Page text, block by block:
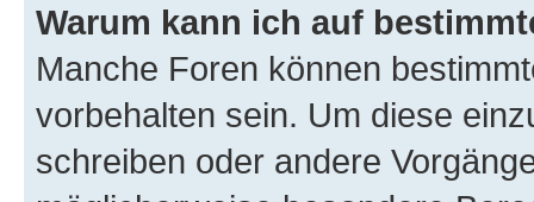
Warum kann ich auf
Manche Foren können
vorbehalten sein. Um diese
schreiben oder andere